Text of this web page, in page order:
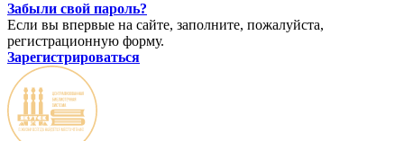
Забыли свой пароль?
Если вы впервые на сайте, заполните, пожалуйста,
регистрационную форму.
Зарегистрироваться